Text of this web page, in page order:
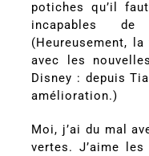
potiches qu’il
incapables
(Heureusement,
avec les
Disney : depuis
amélioration.)
Moi, j’ai du mal
vertes. J’aime